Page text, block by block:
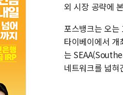
외 시장 공략에
포스뱅크는 오
타이베이에서
는
네트워크를 넓혀